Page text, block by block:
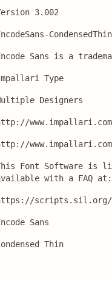
3.002
CondensedThin
Sans is a
Type
Designers
www.impallari.com
www.impallari.com
Font Software is
with a FAQ
scripts.sil.org/
Sans
Thin